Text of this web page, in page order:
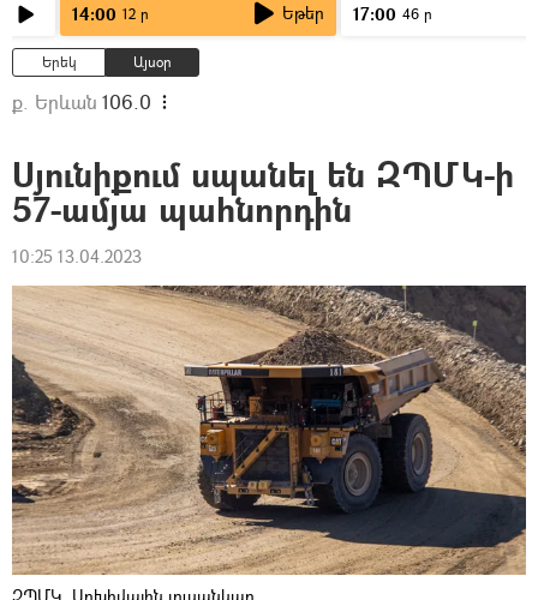
14:00 12 ր Եթեր 17:00 46 ր
Երեկ Այսօր
ք. Երևան 106.0
Սյունիքում սպանել են ԶՊՄԿ-ի
57-ամյա պահնորդին
10:25 13.04.2023